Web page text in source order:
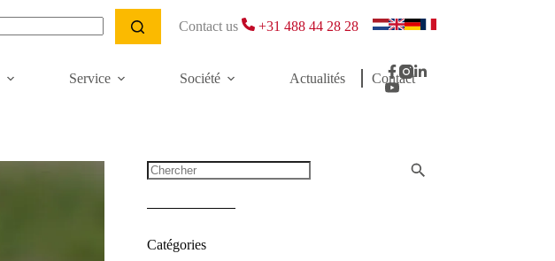
Contact us +31 488 44 28 28
Service Société Actualités Contact
Catégories